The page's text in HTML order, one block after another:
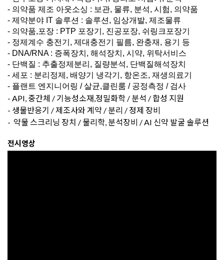
- 의약품 제조 아웃소싱 : 보관, 물류, 분석, 시험, 의약품
- 제약분야 IT 솔루션 : 솔루션, 임상개발, 제조물류
- 의약품,포장 : PTP 포장기, 진공포장, 쉬링크포장기
- 정제계수 충전기, 제대충전기 필름, 완충재, 용기 등
- DNA/RNA : 증폭장치, 해석장치, 시약, 위탁서비스
- 단백질 : 추출정제분리, 질량분석, 단백질해석장치
- 세포 : 분리정제, 배양기 냉각기, 항온조, 재생의료기
- 플랜트 엔지니어링 /살균,클린룸 / 공정측정 / 검사
- API, 중간체 / 기능성소재,정밀화학 / 분석 / 합성 지원
- 생물반응기 / 제조사와 계약 / 분리 / 정제 장비
- 약물 스크리닝 장치 / 물리학, 분석장비 / AI 신약 발굴 솔루션
전시영상